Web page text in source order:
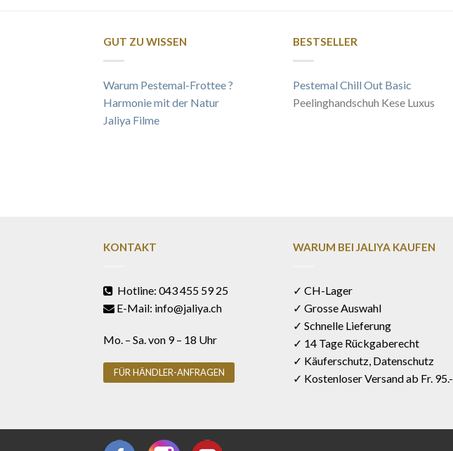
GUT ZU WISSEN
Warum Pestemal-Frottee ?
Harmonie mit der Natur
Jaliya Filme
BESTSELLER
Pestemal Chill Out Basic
Peelinghandschuh Kese Luxus
KONTAKT
Hotline: 043 455 59 25
E-Mail: info@jaliya.ch
Mo. – Sa. von 9 – 18 Uhr
FÜR HÄNDLER-ANFRAGEN
WARUM BEI JALIYA KAUFEN
✓ CH-Lager
✓ Grosse Auswahl
✓ Schnelle Lieferung
✓ 14 Tage Rückgaberecht
✓ Käuferschutz, Datenschutz
✓ Kostenloser Versand ab Fr. 95.-